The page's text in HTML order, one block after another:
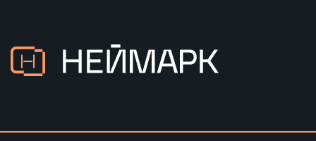
info@neimark-it.ru